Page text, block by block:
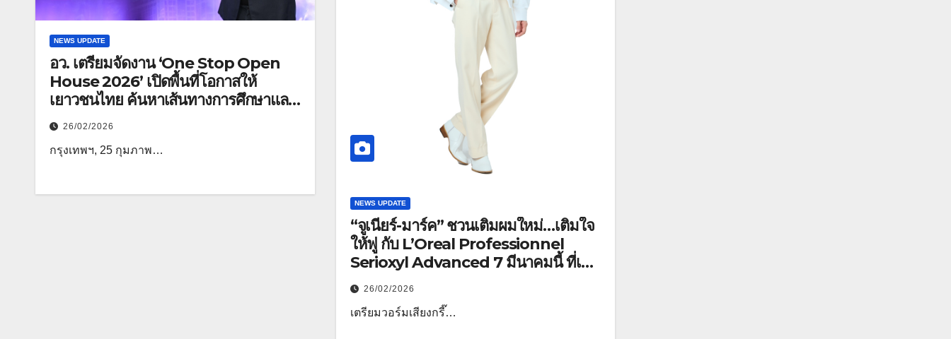
NEWS UPDATE
อว. เตรียมจัดงาน ‘One Stop Open
House 2026’ เปิดพื้นที่โอกาสให้
เยาวชนไทย ค้นหาเส้นทางการศึกษาและ
อาชีพครบวงจร
26/02/2026
​กรุงเทพฯ, 25 กุมภาพ…
NEWS UPDATE
“จูเนียร์-มาร์ค” ชวนเติมผมใหม่…เติมใจ
ให้ฟู กับ L’Oreal Professionnel
Serioxyl Advanced 7 มีนาคมนี้ ที่เม
กาบางนา
26/02/2026
เตรียมวอร์มเสียงกรี๊…